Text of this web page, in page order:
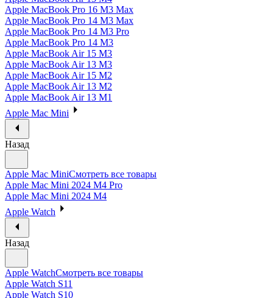
Apple MacBook Pro 16 M3 Max
Apple MacBook Pro 14 M3 Max
Apple MacBook Pro 14 M3 Pro
Apple MacBook Pro 14 M3
Apple MacBook Air 15 M3
Apple MacBook Air 13 M3
Apple MacBook Air 15 M2
Apple MacBook Air 13 M2
Apple MacBook Air 13 M1
Apple Mac Mini
Назад
Apple Mac MiniСмотреть все товары
Apple Mac Mini 2024 M4 Pro
Apple Mac Mini 2024 M4
Apple Watch
Назад
Apple WatchСмотреть все товары
Apple Watch S11
Apple Watch S10